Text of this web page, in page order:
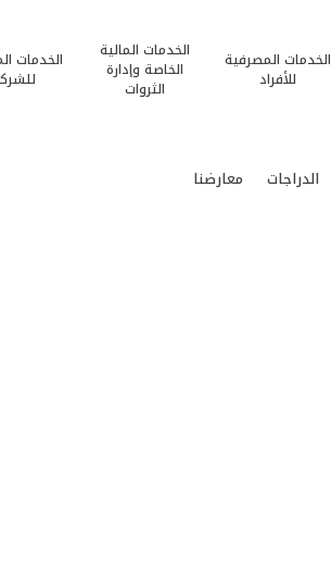
الخدمات المصرفية
للأفراد
الخدمات المالية
الخاصة وإدارة
الثروات
الخدمات
الدراجات معارضنا